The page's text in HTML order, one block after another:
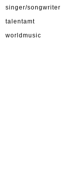
singer/songwriter
talentamt
worldmusic